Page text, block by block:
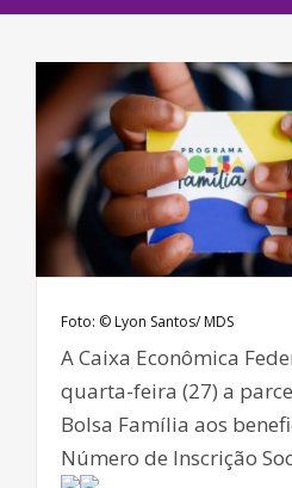
Foto: © Lyon Santos/ MDS
A Caixa Econômica
quarta-feira (27) a
Bolsa Família aos
Número de Inscrição